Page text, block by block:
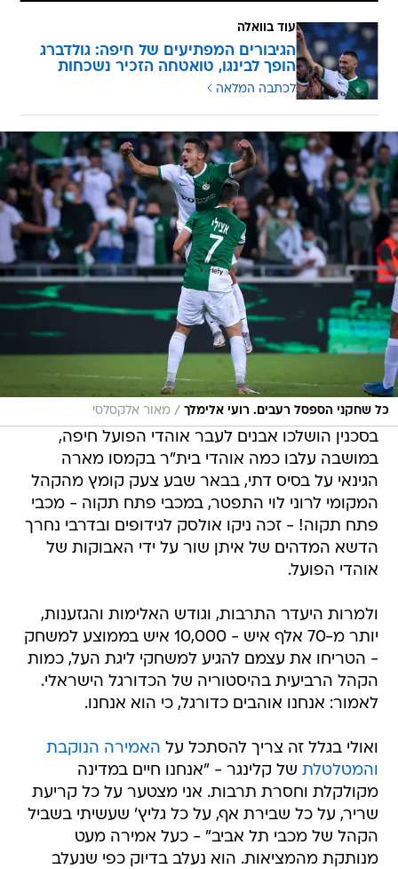
עוד בוואלה
הגיבורים המפתיעים של חיפה: גולדברג
הופך לבינגו, טואטחה הזכיר נשכחות
לכתבה המלאה
כל שחקני הספסל רעבים. רועי אלימלך / מאור אלקסלסי
בסכנין הושלכו אבנים לעבר אוהדי הפועל חיפה,
במושבה עלבו כמה אוהדי בית"ר בקמסו מארה
הגינאי על בסיס דתי, בבאר שבע צעק קומץ מהקהל
המקומי לרוני לוי התפטר, במכבי פתח תקוה - מכבי
פתח תקוה! - זכה ניקו אולסק לגידופים ובדרבי נחרך
הדשא המדהים של איתן שור על ידי האבוקות של
אוהדי הפועל.
ולמרות היעדר התרבות, וגודש האלימות והגזענות,
יותר מ-70 אלף איש - 10,000 איש בממוצע למשחק
- הטריחו את עצמם להגיע למשחקי ליגת העל, כמות
הקהל הרביעית בהיסטוריה של הכדורגל הישראלי.
לאמור: אנחנו אוהבים כדורגל, כי הוא אנחנו.
ואולי בגלל זה צריך להסתכל על האמירה הנוקבת
והמטלטלת של קלינגר - "אנחנו חיים במדינה
מקולקלת וחסרת תרבות. אני מצטער על כל קריעת
שריר, על כל שבירת אף, על כל גליץ' שעשיתי בשביל
הקהל של מכבי תל אביב" - כעל אמירה מעט
מנותקת מהמציאות. הוא נעלב בדיוק כפי שנעלב